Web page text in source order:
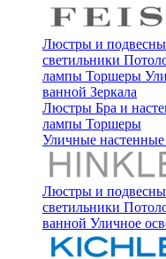
Люстры и
светильники
лампы Торшеры
ванной Зеркала
Люстры Бра и
лампы Торшеры
Уличные настенные
Люстры и
светильники
ванной Уличное